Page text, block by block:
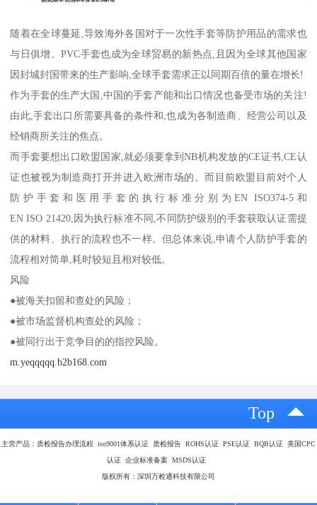
随着在全球蔓延,导致海外各国对于一次性手套等防护用品的需求也
与日俱增。PVC手套也成为全球贸易的新热点,且因为全球其他国家
因封城封国带来的生产影响,全球手套需求正以同期百倍的量在增长!
作为手套的生产大国,中国的手套产能和出口情况也备受市场的关注!
由此,手套出口所需要具备的条件和,也成为各制造商、经营公司以及
经销商所关注的焦点。
而手套要想出口欧盟国家,就必须要拿到NB机构发放的CE证书,CE认
证也被视为制造商打开并进入欧洲市场的。而目前欧盟目前对个人
防护手套和医用手套的执行标准分别为EN ISO374-5和
EN ISO 21420,因为执行标准不同,不同防护级别的手套获取认证需提
供的材料、执行的流程也不一样。但总体来说,申请个人防护手套的
流程相对简单,耗时较短且相对较低。
风险
●被海关扣留和查处的风险；
●被市场监督机构查处的风险；
●被同行出于竞争目的的指控风险。
m.yeqqqqq.b2b168.com
Top
主营产品：质检报告办理流程 iso9001体系认证 质检报告 ROHS认证 PSE认证 BQB认证 美国CPC
认证 企业标准备案 MSDS认证
版权所有：深圳万检通科技有限公司